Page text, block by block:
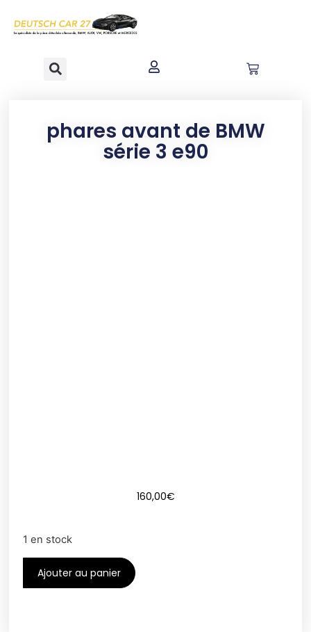
principal
phares avant de BMW
série 3 e90
160,00€
1 en stock
Ajouter au panier